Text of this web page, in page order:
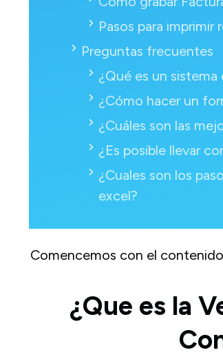
Pasos para
Preguntas frecuentes
¿Qué es un
¿Cómo hacer un
¿Cuáles son las
¿Es posible llevar
¿Cuales son los
excel?
Comencemos con el
¿Que es la